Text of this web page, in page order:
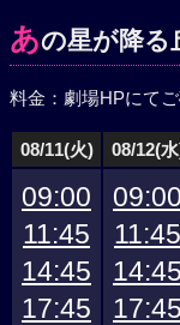
あの星が降る
料金：劇場HPにてご
08/11(火) 08/12(
09:00
11:45
14:45
17:45
09:00
11:45
14:45
17:45